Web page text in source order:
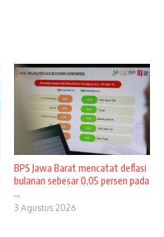
BPS Jawa Barat mencatat deflasi
bulanan sebesar 0,05 persen pada
...
3 Agustus 2026